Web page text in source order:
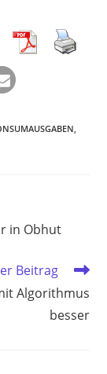
in Obhut
Beitrag
Algorithmus
besser